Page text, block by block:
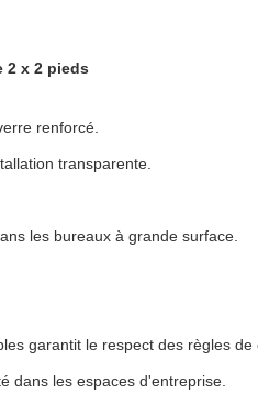
2 x 2 pieds
renforcé.
transparente.
les bureaux à grande surface.
garantit le respect des règles de
dans les espaces d'entreprise.